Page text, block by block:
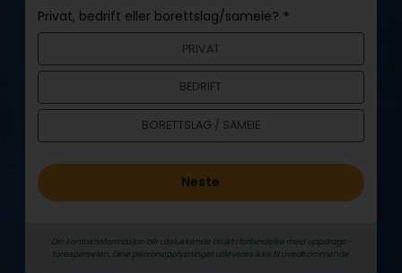
e
r
Privat, bedrift eller borettslag/sameie? *
PRIVAT
BEDRIFT
BORETTSLAG / SAMEIE
Neste
Din kontaktinformasjon blir utelukkende brukt i forbindelse med oppdrags­
forespørselen. Dine person­­opplysninger utleveres ikke til uvedkommende.